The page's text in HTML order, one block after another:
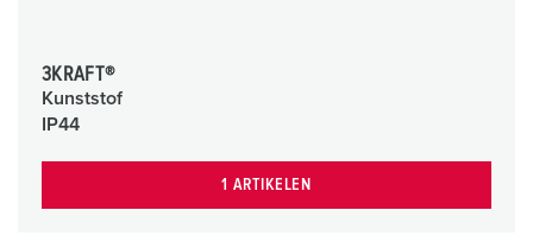
3KRAFT®
Kunststof
IP44
1 ARTIKELEN